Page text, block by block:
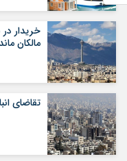
خریدار
مالکان
تقاضای